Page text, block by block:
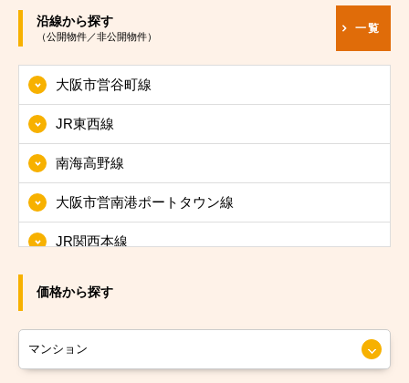
大阪市大正区
大阪市浪速区
大阪市西淀川区
大阪市東淀川区
大阪市東成区
大阪市生野区
大阪市旭区
大阪市城東区
大阪市阿倍野区
沿線から探す
（公開物件／非公開物件）
一覧
大阪市営谷町線
JR東西線
南海高野線
大阪市営南港ポートタウン線
JR関西本線
大阪市営長堀鶴見緑地線
価格から探す